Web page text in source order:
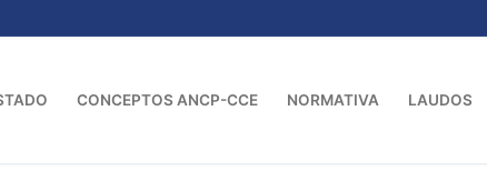
CONCEPTOS ANCP-CCE NORMATIVA LAUDOS